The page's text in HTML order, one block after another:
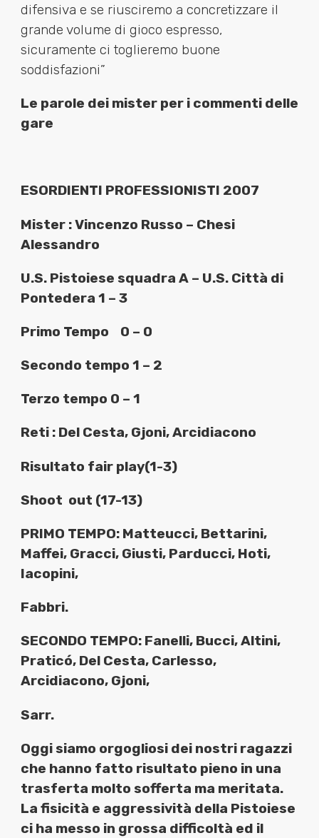
difensiva e se riusciremo a concretizzare il
grande volume di gioco espresso,
sicuramente ci toglieremo buone
soddisfazioni”
Le parole dei mister per i commenti delle
gare
ESORDIENTI PROFESSIONISTI 2007
Mister : Vincenzo Russo – Chesi
Alessandro
U.S. Pistoiese squadra A – U.S. Città di
Pontedera 1 – 3
Primo Tempo 0 – 0
Secondo tempo 1 – 2
Terzo tempo 0 – 1
Reti : Del Cesta, Gjoni, Arcidiacono
Risultato fair play(1-3)
Shoot out (17-13)
PRIMO TEMPO: Matteucci, Bettarini,
Maffei, Gracci, Giusti, Parducci, Hoti,
Iacopini,
Fabbri.
SECONDO TEMPO: Fanelli, Bucci, Altini,
Praticó, Del Cesta, Carlesso,
Arcidiacono, Gjoni,
Sarr.
Oggi siamo orgogliosi dei nostri ragazzi
che hanno fatto risultato pieno in una
trasferta molto sofferta ma meritata.
La fisicità e aggressività della Pistoiese
ci ha messo in grossa difficoltà ed il